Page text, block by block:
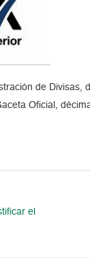
de
Oficial,
el